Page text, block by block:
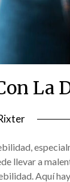
La
llevar a
Aquí